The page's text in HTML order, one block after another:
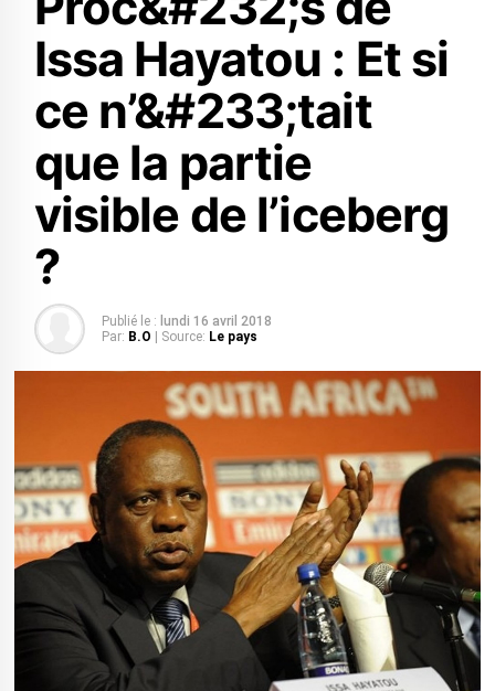
Issa Hayatou : Et si
ce n’&#233;tait
que la partie
visible de l’iceberg
?
Publié le : lundi 16 avril 2018
Par: B.O | Source: Le pays